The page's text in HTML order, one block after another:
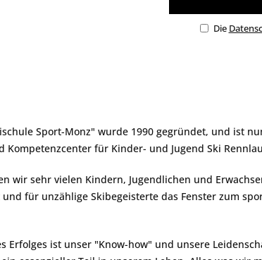
Die
Sport-Monz" wurde 1990 gegründet, und ist
Kompetenzcenter für Kinder- und Jugend Ski
wir sehr vielen Kindern, Jugendlichen und
für unzählige Skibegeisterte das Fenster zum
Erfolges ist unser "Know-how" und unsere